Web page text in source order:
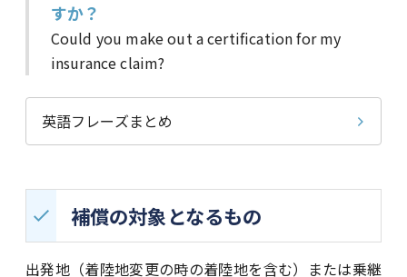
すか？
Could you make out a certification for my
insurance claim?
英語フレーズまとめ
補償の対象となるもの
出発地（着陸地変更の時の着陸地を含む）または乗継